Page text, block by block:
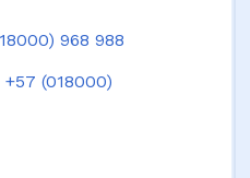
968 988
+57 (018000)